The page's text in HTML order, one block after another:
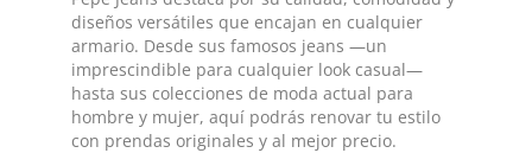
diseños versátiles que encajan en cualquier
armario. Desde sus famosos jeans —un
imprescindible para cualquier look casual—
hasta sus colecciones de moda actual para
hombre y mujer, aquí podrás renovar tu estilo
con prendas originales y al mejor precio.